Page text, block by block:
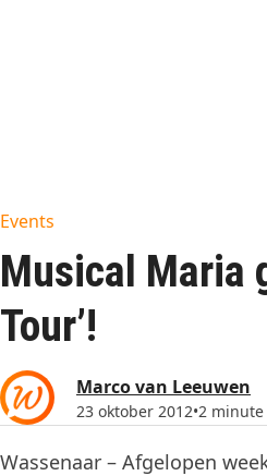
Events
Musical Maria
Tour’!
Marco van Leeuwen
23 oktober 2012•2
Wassenaar – Afgelopen